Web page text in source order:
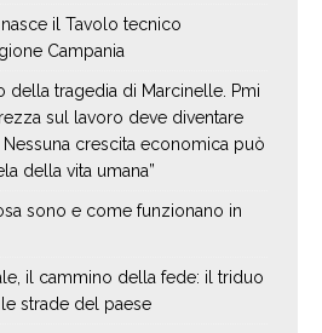
il Tavolo tecnico
Campania
della tragedia di Marcinelle. Pmi
sul lavoro deve diventare
crescita economica può
della vita umana”
sono e come funzionano in
il cammino della fede: il triduo
strade del paese